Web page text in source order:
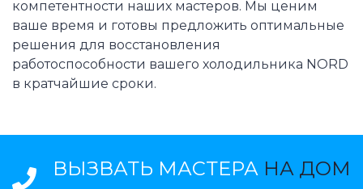
компетентности наших мастеров. Мы ценим
ваше время и готовы предложить оптимальные
решения для восстановления
работоспособности вашего холодильника NORD
в кратчайшие сроки.
ВЫЗВАТЬ МАСТЕРА НА ДОМ